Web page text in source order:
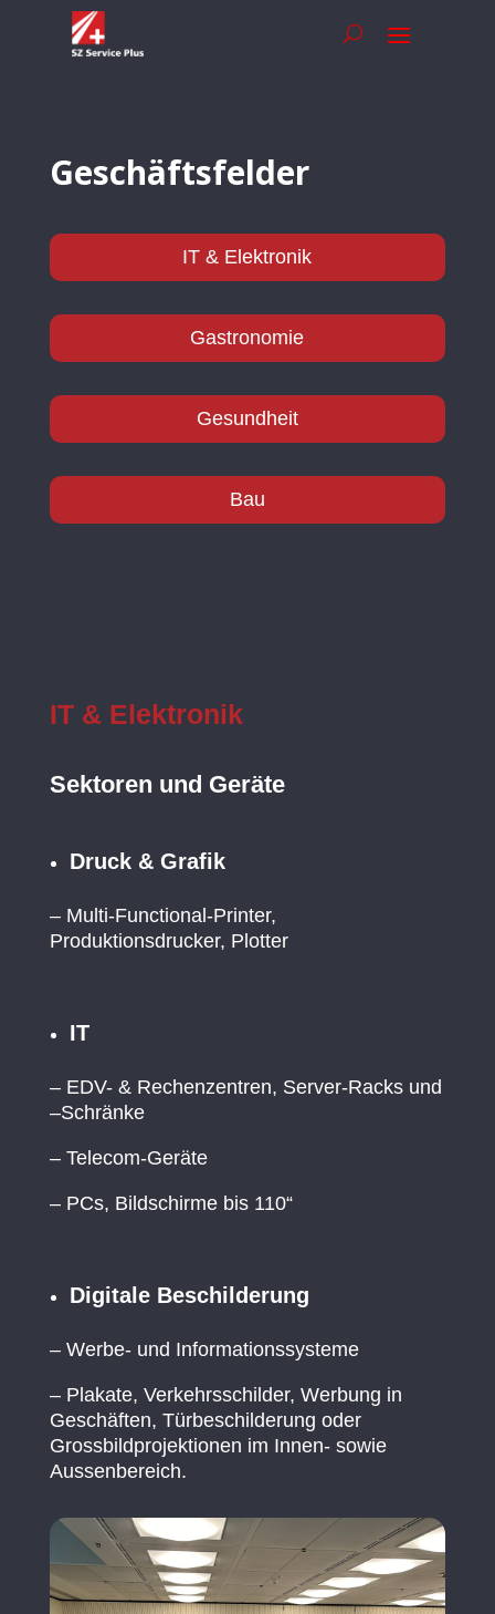
Geschäftsfelder
IT & Elektronik
Gastronomie
Gesundheit
Bau
IT & Elektronik
Sektoren und Geräte
Druck & Grafik
– Multi-Functional-Printer,
Produktionsdrucker, Plotter
IT
– EDV- & Rechenzentren, Server-Racks und
–Schränke
– Telecom-Geräte
– PCs, Bildschirme bis 110“
Digitale Beschilderung
– Werbe- und Informationssysteme
– Plakate, Verkehrsschilder, Werbung in
Geschäften, Türbeschilderung oder
Grossbildprojektionen im Innen- sowie
Aussenbereich.